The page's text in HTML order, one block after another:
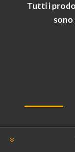
Tutti i
sono